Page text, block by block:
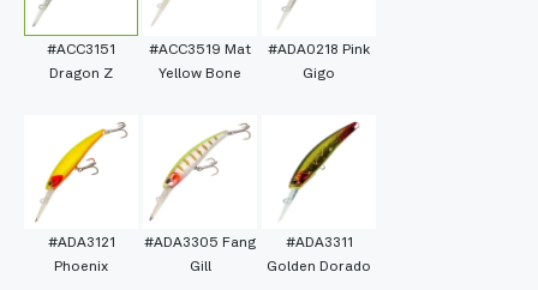
#ACC3151
Dragon Z
#ACC3519 Mat
Yellow Bone
#ADA0218 Pink
Gigo
#ADA3121
Phoenix
#ADA3305 Fang
Gill
#ADA3311
Golden Dorado